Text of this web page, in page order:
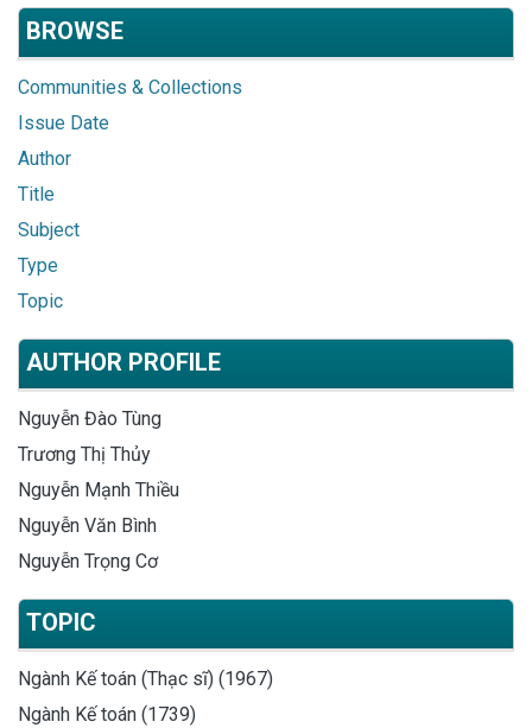
BROWSE
Communities & Collections
Issue Date
Author
Title
Subject
Type
Topic
AUTHOR PROFILE
Nguyễn Đào Tùng
Trương Thị Thủy
Nguyễn Mạnh Thiều
Nguyễn Văn Bình
Nguyễn Trọng Cơ
TOPIC
Ngành Kế toán (Thạc sĩ) (1967)
Ngành Kế toán (1739)